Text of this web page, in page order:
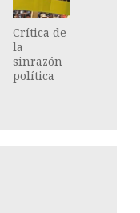
Crítica de
la
sinrazón
política